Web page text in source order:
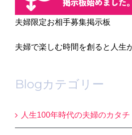
夫婦限定お相手募集掲示板
夫婦で楽しむ時間を創ると人生
Blogカテゴリー
人生100年時代の夫婦のカタチ